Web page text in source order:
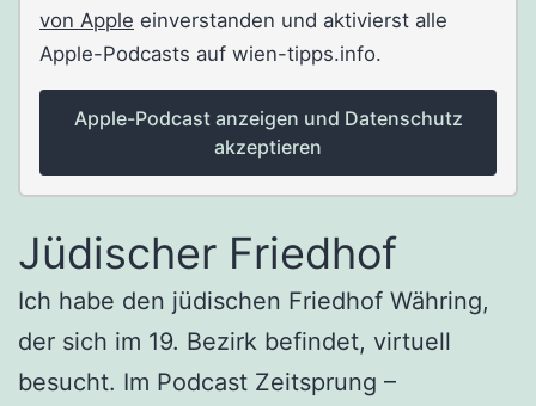
von Apple einverstanden und aktivierst alle
Apple-Podcasts auf wien-tipps.info.
Apple-Podcast anzeigen und Datenschutz
akzeptieren
Jüdischer Friedhof
Ich habe den jüdischen Friedhof Währing,
der sich im 19. Bezirk befindet, virtuell
besucht. Im Podcast Zeitsprung –